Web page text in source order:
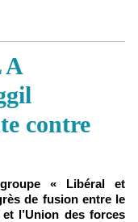
A
contre
« Libéral et
de fusion entre le
l’Union des forces